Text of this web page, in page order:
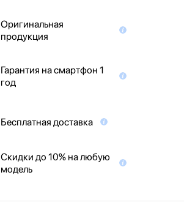
Оригинальная
продукция
Гарантия на смартфон 1
год
Бесплатная доставка
Скидки до 10% на любую
модель